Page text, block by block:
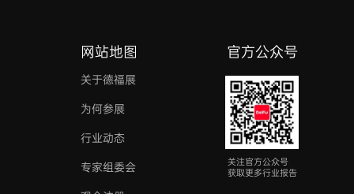
网站地图
关于德福展
为何参展
行业动态
专家组委会
官方公众号
关注官方公众号
获取更多行业报告